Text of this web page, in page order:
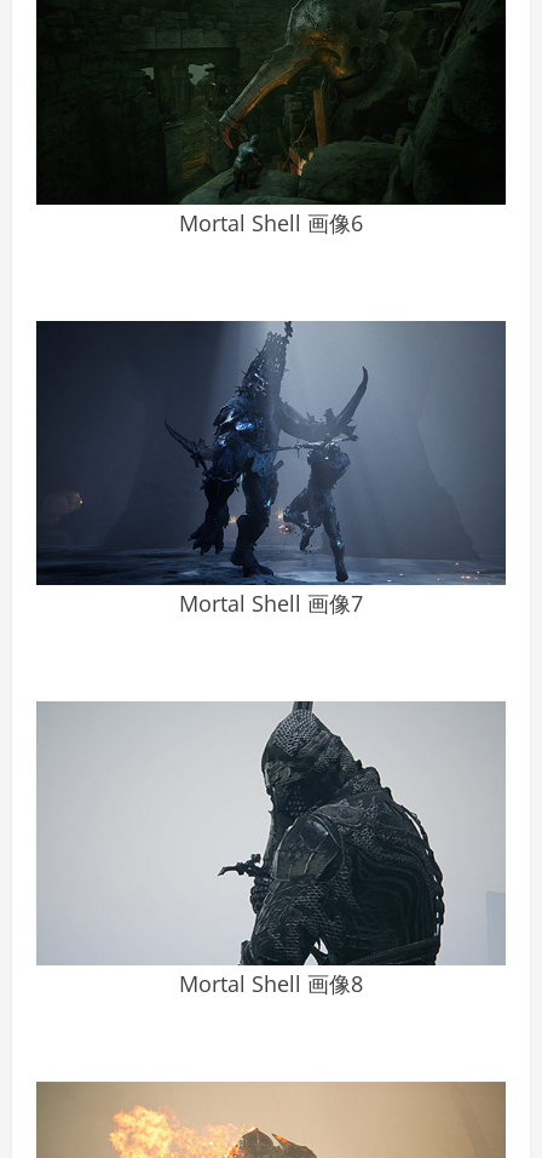
Mortal Shell 画像6
Mortal Shell 画像7
Mortal Shell 画像8